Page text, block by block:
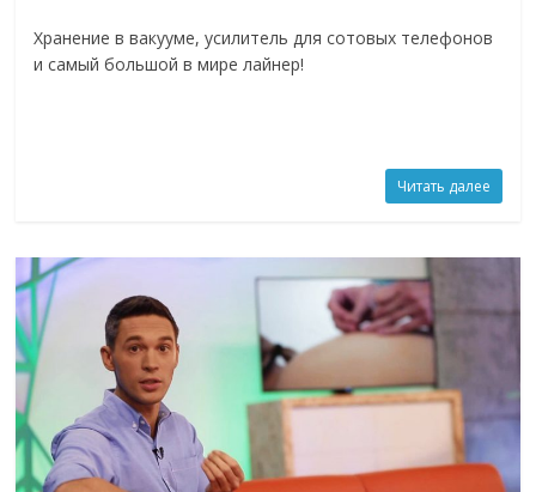
Хранение в вакууме, усилитель для сотовых телефонов
и самый большой в мире лайнер!
Читать далее